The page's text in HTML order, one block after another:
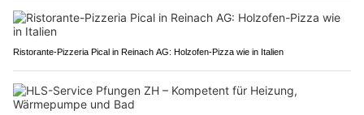
Ristorante-Pizzeria Pical in Reinach AG: Holzofen-Pizza wie in Italien